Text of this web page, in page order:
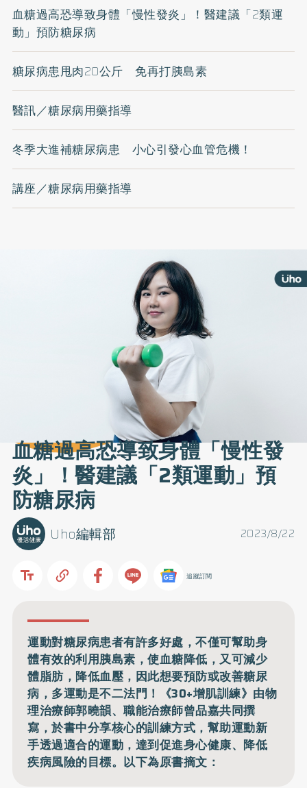
血糖過高恐導致身體「慢性發炎」！醫建議「2類運
動」預防糖尿病
糖尿病患甩肉20公斤 免再打胰島素
醫訊／糖尿病用藥指導
冬季大進補糖尿病患 小心引發心血管危機！
講座／糖尿病用藥指導
血糖過高恐導致身體「慢性發
炎」！醫建議「2類運動」預
防糖尿病
2023/8/22
Uho編輯部
追蹤訂閱
運動對糖尿病患者有許多好處，不僅可幫助身
體有效的利用胰島素，使血糖降低，又可減少
體脂肪，降低血壓，因此想要預防或改善糖尿
病，多運動是不二法門！《30+增肌訓練》由物
理治療師郭曉韻、職能治療師曾品嘉共同撰
寫，於書中分享核心的訓練方式，幫助運動新
手透過適合的運動，達到促進身心健康、降低
疾病風險的目標。以下為原書摘文：